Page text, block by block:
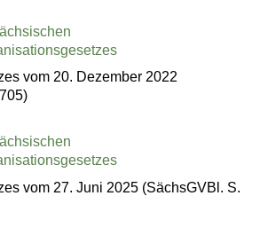
vom 20. Dezember 2022
vom 27. Juni 2025 (SächsGVBl. S.